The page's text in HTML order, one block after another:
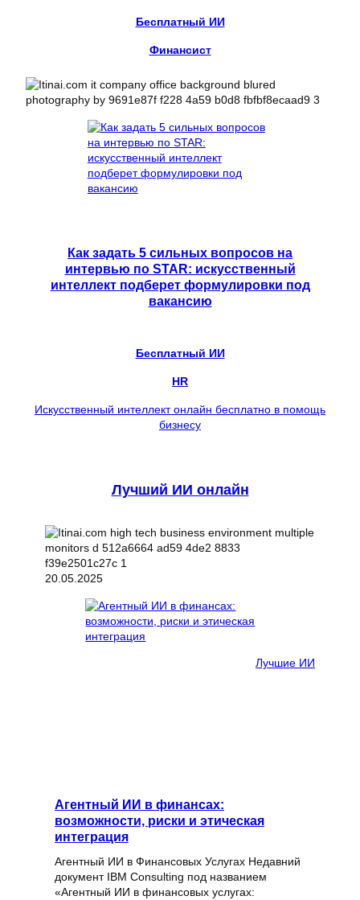
Бесплатный ИИ
Финансист
Как задать 5 сильных вопросов на
интервью по STAR: искусственный
интеллект подберет формулировки под
вакансию
Бесплатный ИИ
HR
Искусственный интеллект онлайн бесплатно в помощь
бизнесу
Лучший ИИ онлайн
20.05.2025
Лучшие ИИ
Агентный ИИ в финансах:
возможности, риски и этическая
интеграция
Агентный ИИ в Финансовых Услугах Недавний
документ IBM Consulting под названием
«Агентный ИИ в финансовых услугах: